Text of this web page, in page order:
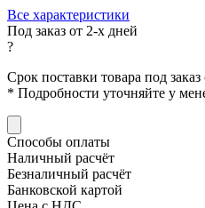
Все характеристики
Под заказ от 2-х дней
?
Срок поставки товара под
* Подробности уточняйте у
Способы оплаты
Наличный расчёт
Безналичный расчёт
Банковской картой